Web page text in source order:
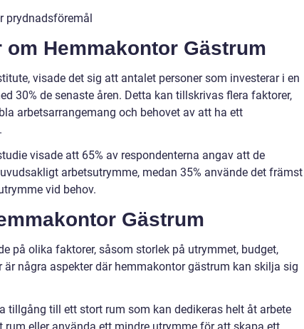
prydnadsföremål
Hemmakontor Gästrum
visade det sig att antalet personer som investerar i en
30% de senaste åren. Detta kan tillskrivas flera faktorer,
arbetsarrangemang och behovet av att ha ett
visade att 65% av respondenterna angav att de
arbetsutrymme, medan 35% använde det främst
vid behov.
Gästrum
på olika faktorer, såsom storlek på utrymmet, budget,
några aspekter där hemmakontor gästrum kan skilja sig
tillgång till ett stort rum som kan dedikeras helt åt arbete
rum eller använda ett mindre utrymme för att skapa ett